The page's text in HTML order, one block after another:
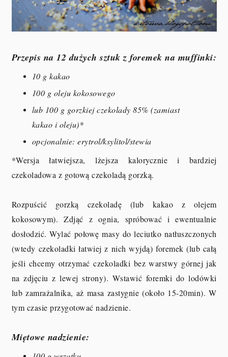
Przepis na 12 dużych sztuk z foremek na muffinki:
10 g kakao
100 g oleju kokosowego
lub 100 g gorzkiej czekolady 85% (zamiast
kakao i oleju)*
opcjonalnie: erytrol/ksylitol/stewia
*Wersja łatwiejsza, lżejsza kalorycznie i bardziej
czekoladowa z gotową czekoladą gorzką.
Rozpuścić gorzką czekoladę (lub kakao z olejem
kokosowym). Zdjąć z ognia, spróbować i ewentualnie
dosłodzić. Wylać połowę masy do leciutko natłuszczonych
(wtedy czekoladki łatwiej z nich wyjdą) foremek (lub całą
jeśli chcemy otrzymać czekoladki bez warstwy górnej jak
na zdjęciu z lewej strony). Wstawić foremki do lodówki
lub zamrażalnika, aż masa zastygnie (około 15-20min). W
tym czasie przygotować nadzienie.
Miętowe nadzienie: